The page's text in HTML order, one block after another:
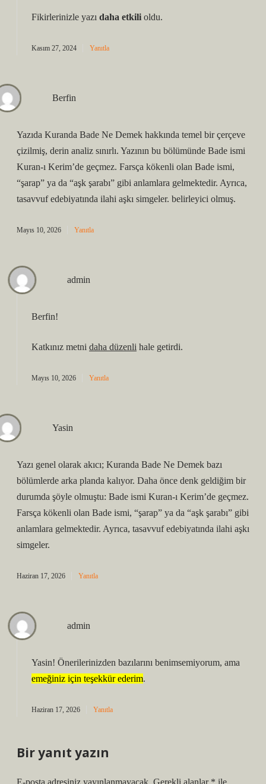
Fikirlerinizle yazı daha etkili oldu.
Kasım 27, 2024 Yanıtla
Berfin
Yazıda Kuranda Bade Ne Demek hakkında temel bir çerçeve
çizilmiş, derin analiz sınırlı. Yazının bu bölümünde Bade ismi
Kuran-ı Kerim’de geçmez. Farsça kökenli olan Bade ismi,
“şarap” ya da “aşk şarabı” gibi anlamlara gelmektedir. Ayrıca,
tasavvuf edebiyatında ilahi aşkı simgeler. belirleyici olmuş.
Mayıs 10, 2026 Yanıtla
admin
Berfin!
Katkınız metni daha düzenli hale getirdi.
Mayıs 10, 2026 Yanıtla
Yasin
Yazı genel olarak akıcı; Kuranda Bade Ne Demek bazı
bölümlerde arka planda kalıyor. Daha önce denk geldiğim bir
durumda şöyle olmuştu: Bade ismi Kuran-ı Kerim’de geçmez.
Farsça kökenli olan Bade ismi, “şarap” ya da “aşk şarabı” gibi
anlamlara gelmektedir. Ayrıca, tasavvuf edebiyatında ilahi aşkı
simgeler.
Haziran 17, 2026 Yanıtla
admin
Yasin! Önerilerinizden bazılarını benimsemiyorum, ama
emeğiniz için teşekkür ederim.
Haziran 17, 2026 Yanıtla
Bir yanıt yazın
E-posta adresiniz yayınlanmayacak. Gerekli alanlar * ile